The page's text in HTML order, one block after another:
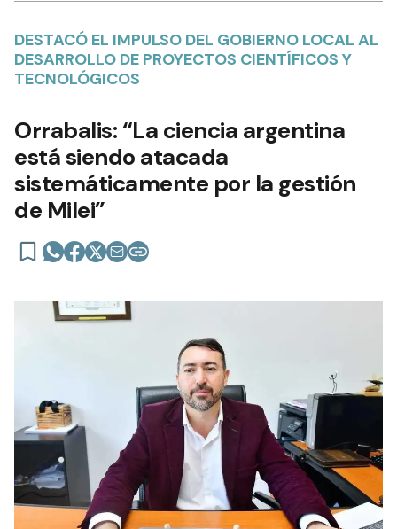
DESTACÓ EL IMPULSO DEL GOBIERNO LOCAL AL
DESARROLLO DE PROYECTOS CIENTÍFICOS Y
TECNOLÓGICOS
Orrabalis: “La ciencia argentina
está siendo atacada
sistemáticamente por la gestión
de Milei”